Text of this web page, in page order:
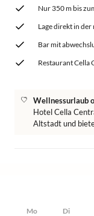
Nur 350 m bis
Lage direkt in der
Bar mit
Restaurant Cella
Wellnessurlaub
Hotel Cella
Altstadt und
Mo Di